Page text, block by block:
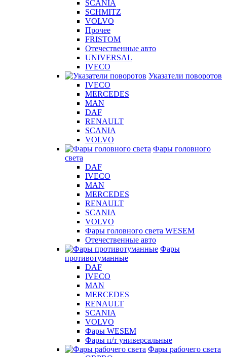
SCANIA
SCHMITZ
VOLVO
Прочее
FRISTOM
Отечественные авто
UNIVERSAL
IVECO
Указатели поворотов
IVECO
MERCEDES
MAN
DAF
RENAULT
SCANIA
VOLVO
Фары головного
света
DAF
IVECO
MAN
MERCEDES
RENAULT
SCANIA
VOLVO
Фары головного света WESEM
Отечественные авто
Фары
противотуманные
DAF
IVECO
MAN
MERCEDES
RENAULT
SCANIA
VOLVO
Фары WESEM
Фары п/т универсальные
Фары рабочего света